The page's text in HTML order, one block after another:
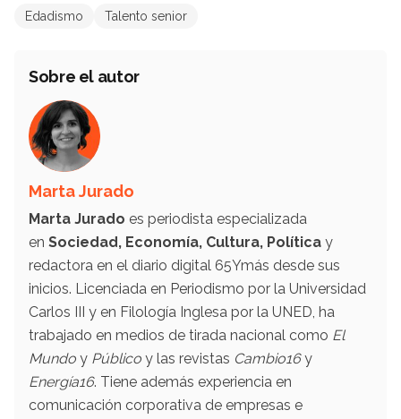
Edadismo Talento senior
Sobre el autor
Marta Jurado
Marta Jurado es periodista especializada
en Sociedad, Economía, Cultura, Política y
redactora en el diario digital 65Ymás desde sus
inicios. Licenciada en Periodismo por la Universidad
Carlos III y en Filología Inglesa por la UNED, ha
trabajado en medios de tirada nacional como El
Mundo y Público y las revistas Cambio16y
Energía16. Tiene además experiencia en
comunicación corporativa de empresas e